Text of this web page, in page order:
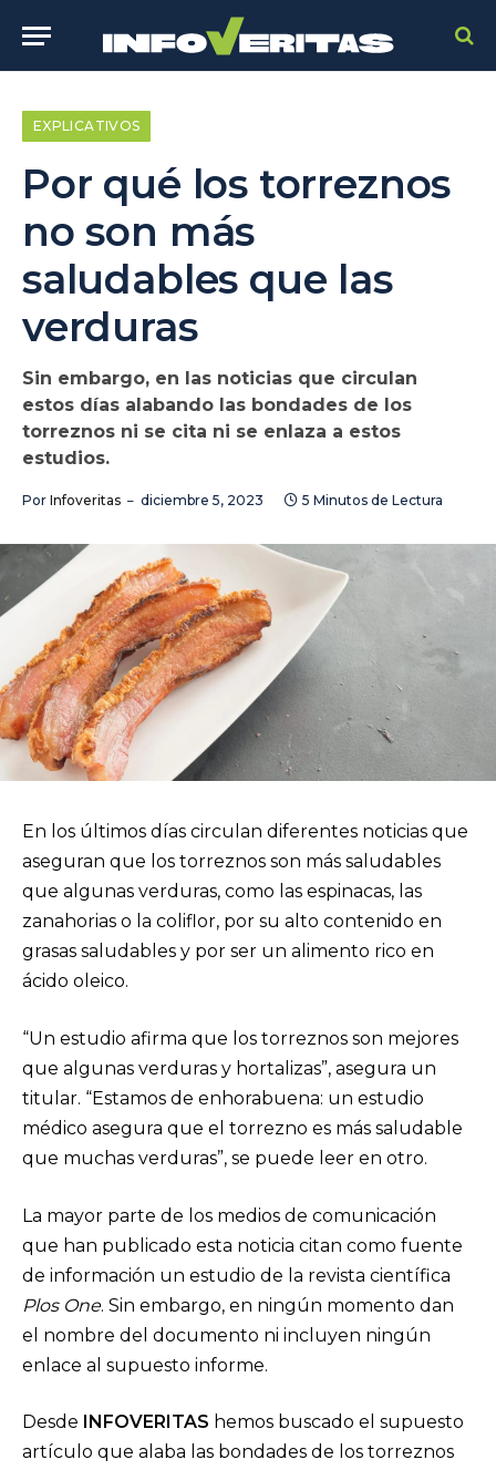
EXPLICATIVOS
Por qué los torreznos
no son más
saludables que las
verduras
Sin embargo, en las noticias que circulan
estos días alabando las bondades de los
torreznos ni se cita ni se enlaza a estos
estudios.
Por Infoveritas diciembre 5, 2023 5 Minutos de Lectura
En los últimos días circulan diferentes noticias que
aseguran que los torreznos son más saludables
que algunas verduras, como las espinacas, las
zanahorias o la coliflor, por su alto contenido en
grasas saludables y por ser un alimento rico en
ácido oleico.
“Un estudio afirma que los torreznos son mejores
que algunas verduras y hortalizas”, asegura un
titular. “Estamos de enhorabuena: un estudio
médico asegura que el torrezno es más saludable
que muchas verduras”, se puede leer en otro.
La mayor parte de los medios de comunicación
que han publicado esta noticia citan como fuente
de información un estudio de la revista científica
Plos One. Sin embargo, en ningún momento dan
el nombre del documento ni incluyen ningún
enlace al supuesto informe.
Desde INFOVERITAS hemos buscado el supuesto
artículo que alaba las bondades de los torreznos